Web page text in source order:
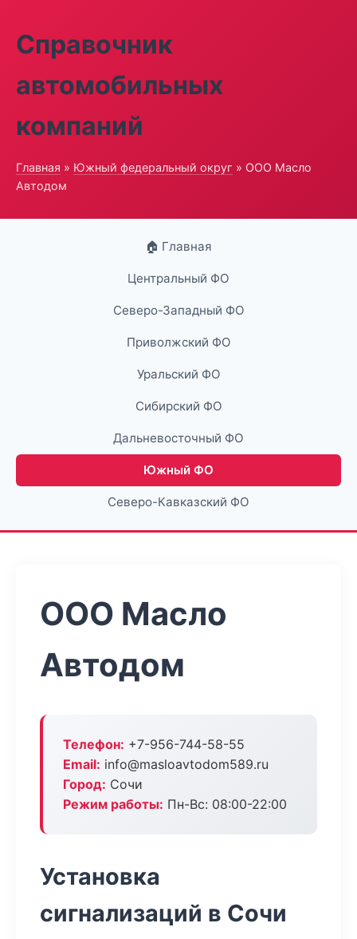
Справочник
автомобильных
компаний
Главная » Южный федеральный округ » ООО Масло
Автодом
🏠 Главная
Центральный ФО
Северо-Западный ФО
Приволжский ФО
Уральский ФО
Сибирский ФО
Дальневосточный ФО
Южный ФО
Северо-Кавказский ФО
ООО Масло
Автодом
Телефон: +7-956-744-58-55
Email: info@masloavtodom589.ru
Город: Сочи
Режим работы: Пн-Вс: 08:00-22:00
Установка
сигнализаций в Сочи